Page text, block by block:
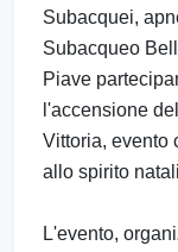
Subacquei,
Subacqueo
Piave
l'accensione
Vittoria, evento
allo spirito
L'evento,